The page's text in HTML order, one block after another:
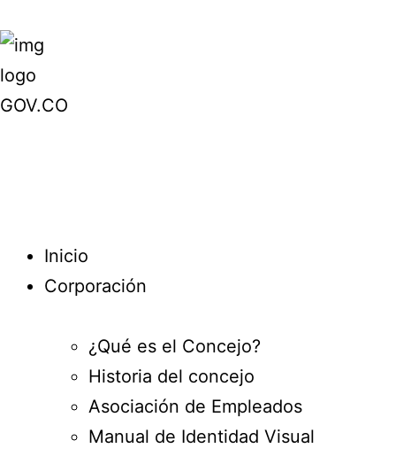
Inicio
Corporación
¿Qué es el Concejo?
Historia del concejo
Asociación de Empleados
Manual de Identidad Visual